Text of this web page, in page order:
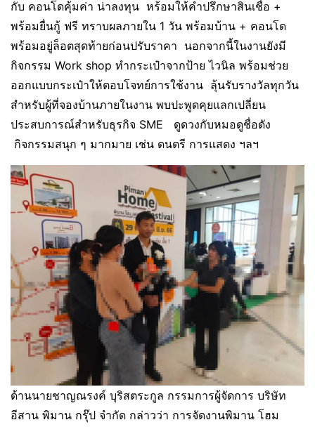
กับ คอนโดคุ้มค่า น่าลงทุน หร้อมให้คำปรึกษาสินเชื่อ +
พร้อมยื่นกู้ ฟรี ทราบผลภายใน 1 วัน พร้อมบ้าน + คอนโด
พร้อมอยู่ล็อตสุดท้ายก่อนปรับราคา นอกจากนี้ในงานยังมี
กิจกรรม Work shop ทำกระเป๋าจากป้าย ไวนิล พร้อมช่วย
ออกแบบกระเป๋าให้ตอบโจทย์การใช้งาน ลุ้นรับรางวัลทุกวัน
สำหรับผู้ที่จองบ้านภายในงาน พบปะพูดคุยแลกเปลี่ยน
ประสบการณ์สำหรับธุรกิจ SME ดูดวงกับหมอดูชื่อดัง
กิจกรรมสนุก ๆ มากมาย เช่น ดนตรี การแสดง ฯลฯ
ด้านนายชาญณรงค์ บุริสตระกูล กรรมการผู้จัดการ บริษัท
อีสาน พิมาน กรุ๊ป จำกัด กล่าวว่า การจัดงานพิมาน โฮม